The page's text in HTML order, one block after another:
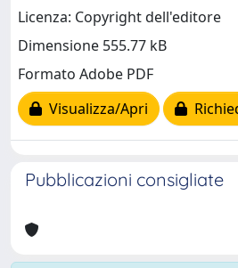
Licenza: Copyright dell'editore
Dimensione 555.77 kB
Formato Adobe PDF
Visualizza/Apri
Pubblicazioni consigliate